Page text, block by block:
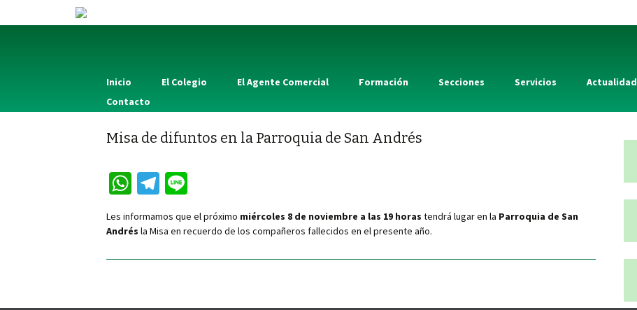
Inicio El Colegio El Agente Comercial Formación Secciones Servicios Actualidad
Contacto
Misa de difuntos en la Parroquia de San Andrés
W
h
at
Te
gr
n
e
Les informamos que el próximo miércoles 8 de noviembre a las 19 horas tendrá lugar en la Parroquia de San
Andrés la Misa en recuerdo de los compañeros fallecidos en el presente año.